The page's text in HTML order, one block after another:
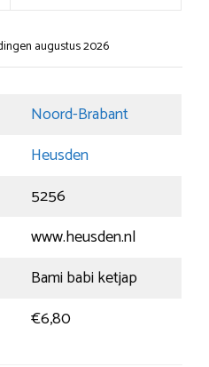
augustus 2026
Noord-Brabant
Heusden
5256
www.heusden.nl
Bami babi ketjap
€6,80